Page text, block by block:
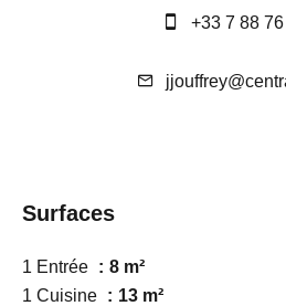
+33 7 88
Surfaces
1 Entrée
8 m²
1 Cuisine
13 m²